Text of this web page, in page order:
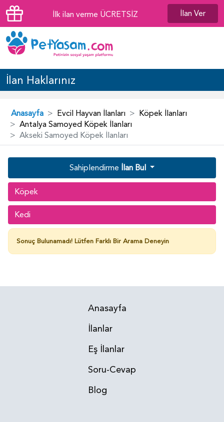
İlk ilan verme ÜCRETSİZ İlan Ver
İlan Haklarınız
Anasayfa Evcil Hayvan İlanları
Köpek İlanları
Antalya Samoyed Köpek İlanları
Akseki Samoyed Köpek İlanları
Sahiplendirme İlan Bul
Köpek
Kedi
Sonuç Bulunamadı! Lütfen Farklı Bir Arama Deneyin
Anasayfa
İlanlar
Eş İlanlar
Soru-Cevap
Blog